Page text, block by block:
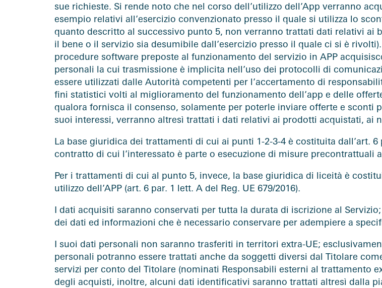
sue richieste. Si rende noto che nel corso dell’utilizzo dell’App verranno
esempio relativi all’esercizio convenzionato presso il quale si utilizza lo
quanto descritto al successivo punto 5, non verranno trattati dati relativi ai
il bene o il servizio sia desumibile dall’esercizio presso il quale ci si è
procedure software preposte al funzionamento del servizio in APP
personali la cui trasmissione è implicita nell’uso dei protocolli di
essere utilizzati dalle Autorità competenti per l’accertamento di
fini statistici volti al miglioramento del funzionamento dell’app e delle
qualora fornisca il consenso, solamente per poterle inviare offerte e sconti
suoi interessi, verranno altresì trattati i dati relativi ai prodotti acquistati, ai
La base giuridica dei trattamenti di cui ai punti 1-2-3-4 è costituita dall’art.
contratto di cui l’interessato è parte o esecuzione di misure precontrattuali
Per i trattamenti di cui al punto 5, invece, la base giuridica di liceità è
utilizzo dell’APP (art. 6 par. 1 lett. A del Reg. UE 679/2016).
I dati acquisiti saranno conservati per tutta la durata di iscrizione al
dei dati ed informazioni che è necessario conservare per adempiere a
I suoi dati personali non saranno trasferiti in territori extra-UE;
personali potranno essere trattati anche da soggetti diversi dal Titolare
servizi per conto del Titolare (nominati Responsabili esterni al trattamento
degli acquisti, inoltre, alcuni dati identificativi saranno trattati altresì dalla